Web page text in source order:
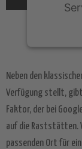
Neben den
Verfügung stellt,
Faktor, der bei
auf die Raststätten.
passenden Ort für